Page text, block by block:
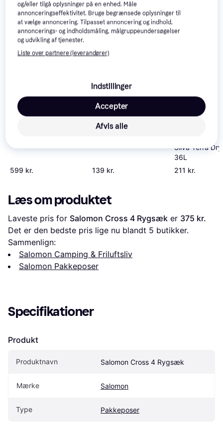
Salomon Trailblazer
599 kr. 139 kr.
Silva Terra
36L
211 kr.
Læs om produktet
Laveste pris for Salomon Cross 4 Rygsæk er 375 kr.
Det er den bedste pris lige nu blandt 5 butikker.
Sammenlign:
Salomon Camping & Friluftsliv
Salomon Pakkeposer
Specifikationer
Produkt
Produktnavn Salomon Cross 4 Rygsæk
Mærke Salomon
Type Pakkeposer
og/eller tilgå oplysninger på en enhed. Måle
annonceringseffektivitet. Bruge begrænsede oplysninger til
at vælge annoncering. Tilpasset annoncering og indhold,
annoncerings- og indholdsmåling, målgruppeundersøgelser
og udvikling af tjenester.
Liste over partnere (leverandører)
Indstillinger
Afvis alle
Accepter